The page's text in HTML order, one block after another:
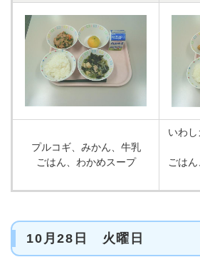
プルコギ、みかん、牛乳
ごはん、わかめスープ
いわ
ごは
10月28日 火曜日